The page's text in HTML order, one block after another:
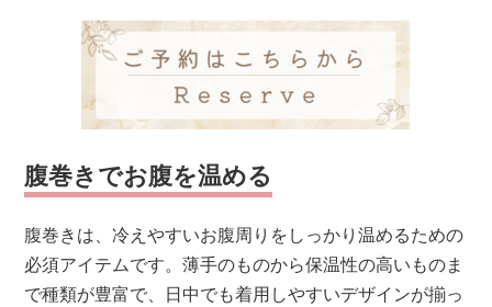
腹巻きでお腹を温める
腹巻きは、冷えやすいお腹周りをしっかり温めるための
必須アイテムです。薄手のものから保温性の高いものま
で種類が豊富で、日中でも着用しやすいデザインが揃っ